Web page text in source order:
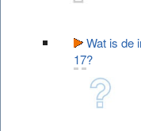
Wat is de
17?